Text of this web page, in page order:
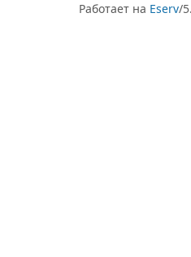
Работает на Eserv/